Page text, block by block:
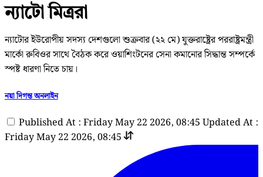
ন্যাটো মিত্ররা
ন্যাটোর ইউরোপীয় সদস্য দেশগুলো শুক্রবার (২২ মে) যুক্তরাষ্ট্রের পররাষ্ট্রমন্ত্রী
মার্কো রুবিওর সাথে বৈঠক করে ওয়াশিংটনের সেনা কমানোর সিদ্ধান্ত সম্পর্কে
স্পষ্ট ধারণা নিতে চায়।
নয়া দিগন্ত অনলাইন
Published At : Friday May 22 2026, 08:45 Updated At :
Friday May 22 2026, 08:45